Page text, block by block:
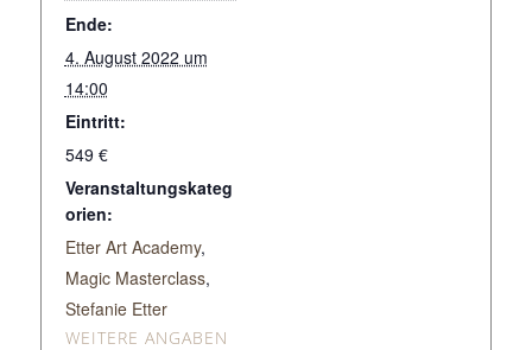
Ende:
4. August 2022 um
14:00
Eintritt:
549 €
Veranstaltungskateg
orien:
Etter Art Academy,
Magic Masterclass,
Stefanie Etter
WEITERE ANGABEN